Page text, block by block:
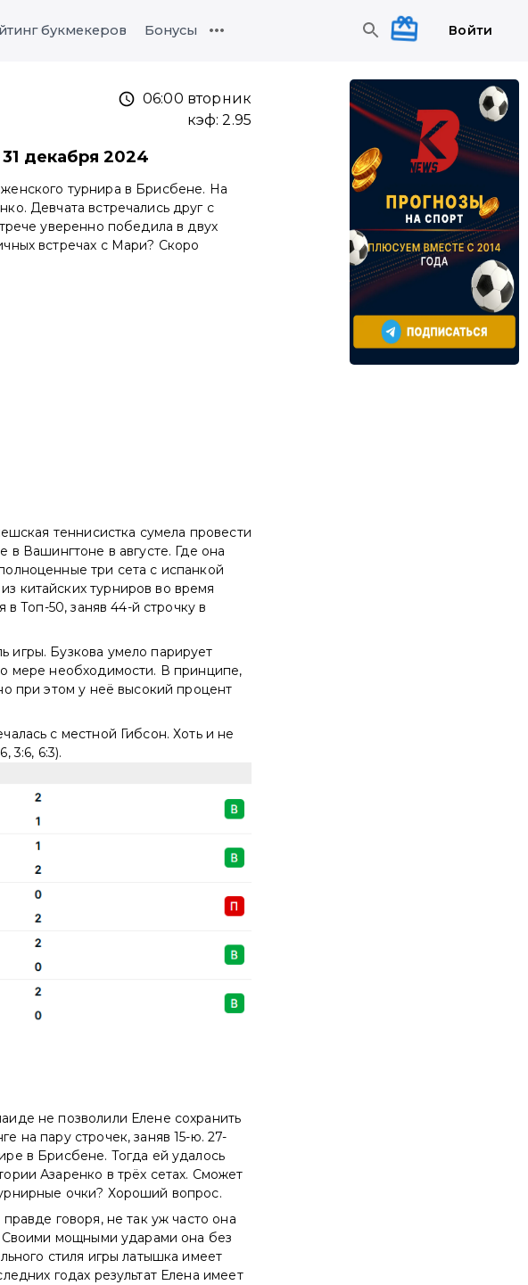
букмекеров Бонусы Войти
06:00 вторник
кэф:2.95
декабря 2024
турнира в Брисбене. На
Девчата встречались друг с
уверенно победила в двух
встречах с Мари? Скоро
теннисистка сумела провести
в Вашингтоне в августе. Где она
три сета с испанкой
китайских турниров во время
в Топ-50, заняв 44-й строчку в
игры. Бузкова умело парирует
мере необходимости. В принципе,
при этом у неё высокий процент
с местной Гибсон. Хоть и не
3:6, 6:3).
не позволили Елене сохранить
на пару строчек, заняв 15-ю. 27-
в Брисбене. Тогда ей удалось
Азаренко в трёх сетах. Сможет
очки? Хороший вопрос.
говоря, не так уж часто она
Своими мощными ударами она без
стиля игры латышка имеет
годах результат Елена имеет